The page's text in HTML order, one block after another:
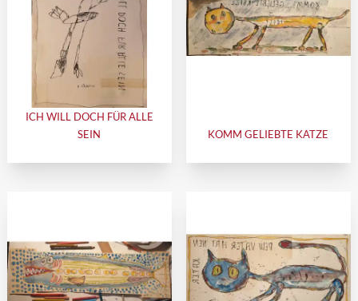
ICH WILL DOCH FÜR ALLE
SEIN
KOMM GELIEBTE KATZE